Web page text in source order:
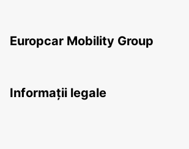
Europcar Mobility Group
Informații legale